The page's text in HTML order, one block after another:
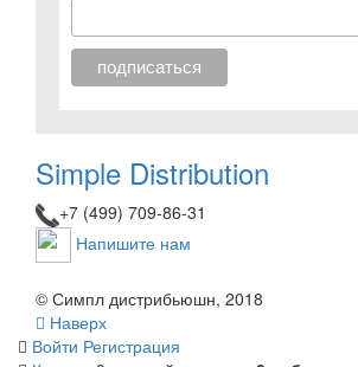
Simple Distribution
+7 (499) 709-86-31
Напишите нам
© Симпл дистрибьюшн, 2018
Наверх
Войти Регистрация